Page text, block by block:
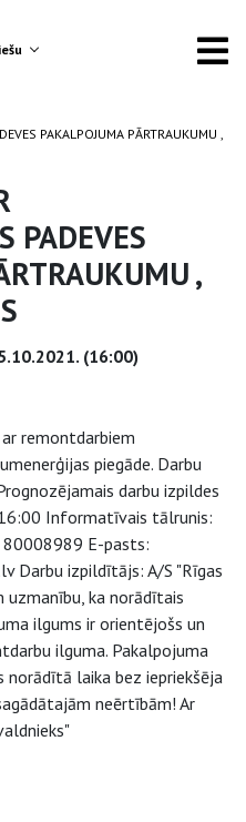
PAKALPOJUMA PĀRTRAUKUMU ,
PADEVES
,
(16:00)
remontdarbiem
piegāde. Darbu
darbu izpildes
Informatīvais tālrunis:
E-pasts:
Darbu izpildītājs: A/S "Rīgas
ka norādītais
ilgums ir orientējošs un
ilguma. Pakalpojuma
laika bez iepriekšēja
neērtībām! Ar